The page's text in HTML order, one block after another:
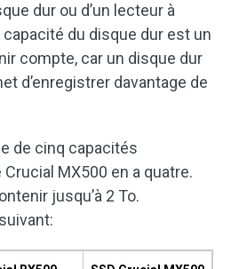
dur ou d’un lecteur à
du disque dur est un
compte, car un disque dur
d’enregistrer davantage de
de cinq capacités
MX500 en a quatre.
jusqu’à 2 To.